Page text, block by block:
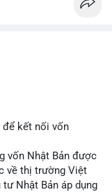
để kết nối vốn
vốn Nhật Bản được
về thị trường Việt
Nhật Bản áp dụng